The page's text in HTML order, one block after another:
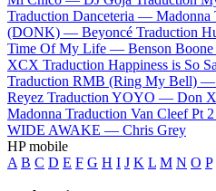
Traduction Danceteria — Madonna
(DONK) — Beyoncé Traduction
Time Of My Life — Benson Boone
XCX Traduction Happiness is So
Traduction RMB (Ring My Bell) —
Reyez Traduction YOYO — Don
Madonna Traduction Van Cleef Pt
WIDE AWAKE — Chris Grey
HP mobile
A B C D E F G H I J K L M N O P